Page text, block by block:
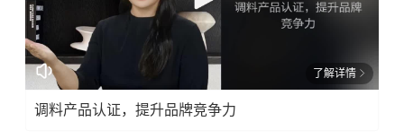
了解详情
调料产品认证，提升品牌竞争力